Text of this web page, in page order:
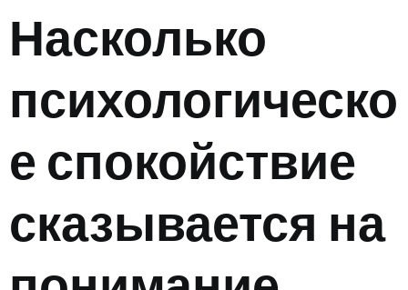
Насколько
психологическо
е спокойствие
сказывается на